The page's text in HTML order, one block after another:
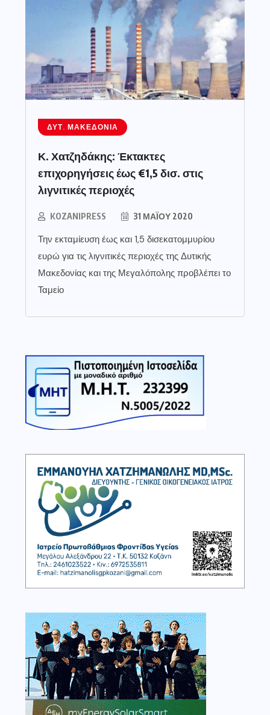
ΔΥΤ. ΜΑΚΕΔΟΝΊΑ
Κ. Χατζηδάκης: Έκτακτες
επιχορηγήσεις έως €1,5 δισ. στις
λιγνιτικές περιοχές
KOZANIPRESS 31 ΜΑΪ́ΟΥ 2020
Την εκταμίευση έως και 1,5 δισεκατομμυρίου
ευρώ για τις λιγνιτικές περιοχές της Δυτικής
Μακεδονίας και της Μεγαλόπολης προβλέπει το
Ταμείο